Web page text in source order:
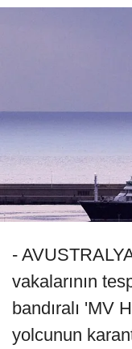
-
vakalarının
bandıralı 'MV
yolcunun